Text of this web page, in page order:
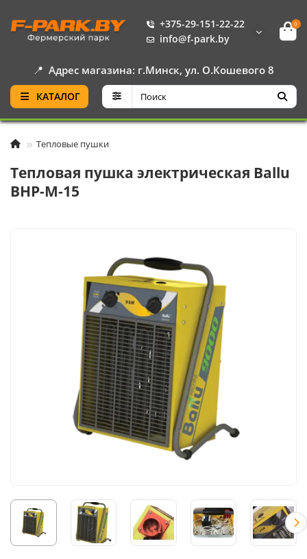
+375-29-151-22-22
info@f-park.by
0
📍 Адрес магазина: г.Минск, ул. О.Кошевого 8
КАТАЛОГ
Тепловые пушки
Тепловая пушка электрическая Ballu
BHP-M-15